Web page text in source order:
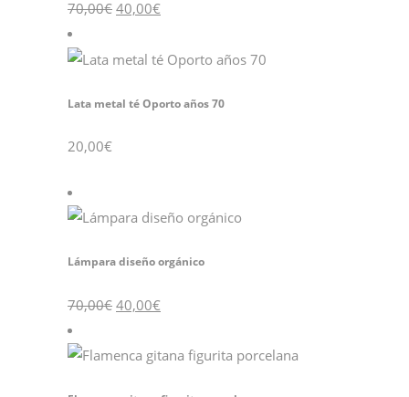
70,00€ precio
70,00€.
40,00€precio
40,00€.
Lata metal té Oporto años 70
20,00€
Lámpara diseño orgánico
70,00€ El
precio
70,00€.
40,00€precio
40,00€.